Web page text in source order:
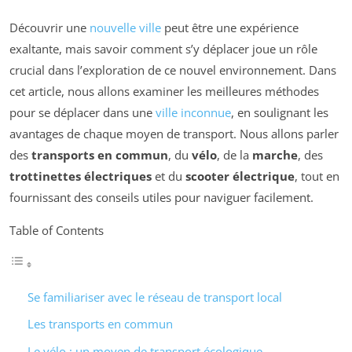
Découvrir une nouvelle ville peut être une expérience
exaltante, mais savoir comment s’y déplacer joue un rôle
crucial dans l’exploration de ce nouvel environnement. Dans
cet article, nous allons examiner les meilleures méthodes
pour se déplacer dans une ville inconnue, en soulignant les
avantages de chaque moyen de transport. Nous allons parler
des transports en commun, du vélo, de la marche, des
trottinettes électriques et du scooter électrique, tout en
fournissant des conseils utiles pour naviguer facilement.
Table of Contents
Se familiariser avec le réseau de transport local
Les transports en commun